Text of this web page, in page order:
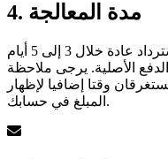
4. مدة المعالجة
بعد الموافقة، تتم معالجة عمليات الاسترداد عادة خلال 3 إلى 5 أيام
الأصلية. يرجى ملاحظة
وقتا إضافيا لإظهار
المبلغ في حسابك.